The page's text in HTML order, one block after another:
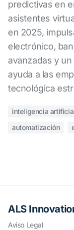
predictivas en
asistentes
en 2025,
electrónico,
avanzadas y
ayuda a las
tecnológica
inteligencia
automatización
ALS
Aviso Legal